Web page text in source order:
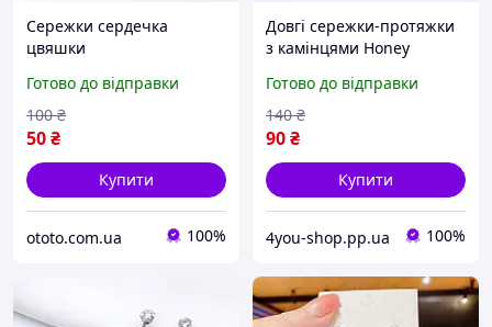
Сережки сердечка
цвяшки
Готово до відправки
50₴
100 ₴
Купити
ototo.com.ua 100%
Довгі сережки-протяжки
з камінцями Honey
золотистий (12-87)
Готово до відправки
90₴
140 ₴
Купити
4you-shop.pp.ua 100%